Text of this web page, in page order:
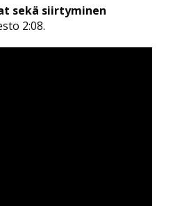
sekä siirtyminen
2:08.